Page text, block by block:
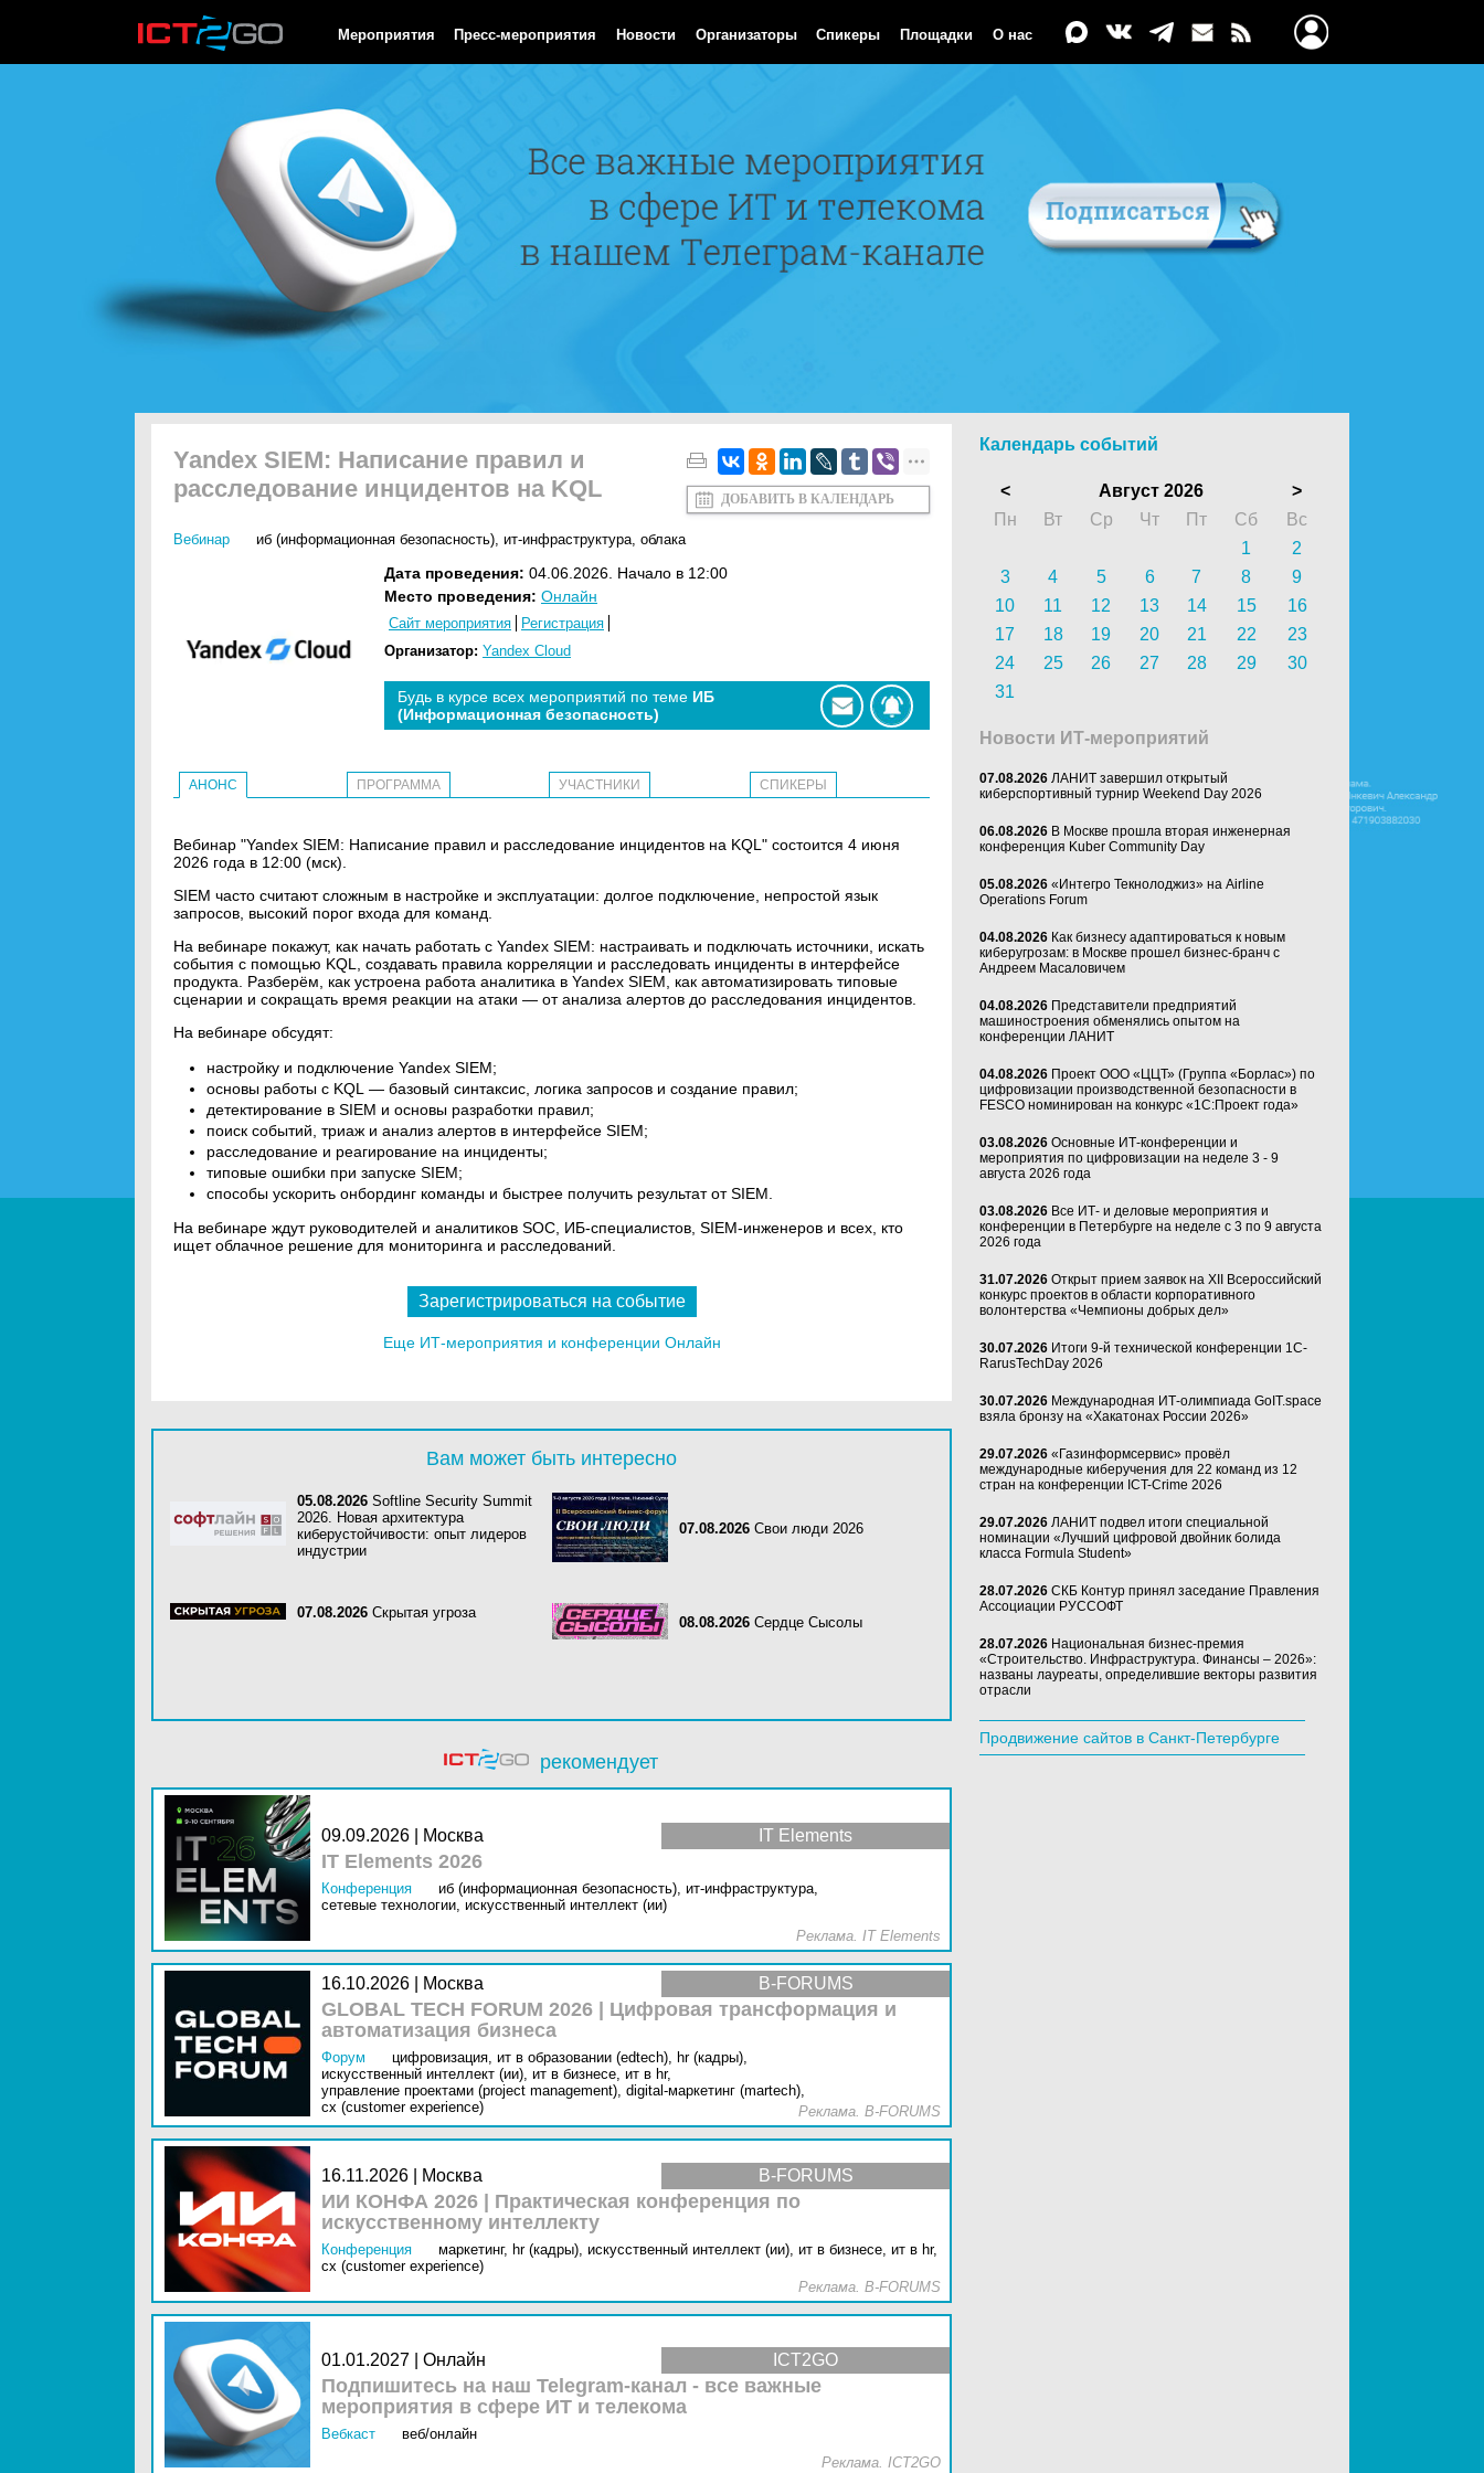
Мероприятия Пресс-мероприятия Новости Организаторы Спикеры Площадки О нас
Yandex SIEM: Написание правил и
расследование инцидентов на KQL
ДОБАВИТЬ В КАЛЕНДАРЬ
Вебинар иб (информационная безопасность), ит-инфраструктура, облака
Дата проведения: 04.06.2026. Начало в 12:00
Место проведения: Онлайн
Сайт мероприятия
Регистрация
Организатор: Yandex Cloud
Будь в курсе всех мероприятий по теме ИБ
(Информационная безопасность)
АНОНС ПРОГРАММА УЧАСТНИКИ СПИКЕРЫ
Вебинар "Yandex SIEM: Написание правил и расследование инцидентов на KQL" состоится 4 июня
2026 года в 12:00 (мск).
SIEM часто считают сложным в настройке и эксплуатации: долгое подключение, непростой язык
запросов, высокий порог входа для команд.
На вебинаре покажут, как начать работать с Yandex SIEM: настраивать и подключать источники, искать
события с помощью KQL, создавать правила корреляции и расследовать инциденты в интерфейсе
продукта. Разберём, как устроена работа аналитика в Yandex SIEM, как автоматизировать типовые
сценарии и сокращать время реакции на атаки — от анализа алертов до расследования инцидентов.
На вебинаре обсудят:
настройку и подключение Yandex SIEM;
основы работы с KQL — базовый синтаксис, логика запросов и создание правил;
детектирование в SIEM и основы разработки правил;
поиск событий, триаж и анализ алертов в интерфейсе SIEM;
расследование и реагирование на инциденты;
типовые ошибки при запуске SIEM;
способы ускорить онбординг команды и быстрее получить результат от SIEM.
На вебинаре ждут руководителей и аналитиков SOC, ИБ-специалистов, SIEM-инженеров и всех, кто
ищет облачное решение для мониторинга и расследований.
Зарегистрироваться на событие
Еще ИТ-мероприятия и конференции Онлайн
Вам может быть интересно
05.08.2026 Softline Security Summit
2026. Новая архитектура
киберустойчивости: опыт лидеров
индустрии
07.08.2026 Свои люди 2026
07.08.2026 Скрытая угроза
08.08.2026 Сердце Сысолы
рекомендует
IT Elements
09.09.2026 | Москва
IT Elements 2026
Конференция иб (информационная безопасность), ит-инфраструктура,
сетевые технологии, искусственный интеллект (ии)
Реклама. IT Elements
B-FORUMS
16.10.2026 | Москва
GLOBAL TECH FORUM 2026 | Цифровая трансформация и
автоматизация бизнеса
Форум цифровизация, ит в образовании (edtech), hr (кадры),
искусственный интеллект (ии), ит в бизнесе, ит в hr,
управление проектами (project management), digital-маркетинг (martech),
cx (customer experience)
Реклама. B-FORUMS
B-FORUMS
16.11.2026 | Москва
ИИ КОНФА 2026 | Практическая конференция по
искусственному интеллекту
Конференция маркетинг, hr (кадры), искусственный интеллект (ии), ит в бизнесе, ит в hr,
cx (customer experience)
Реклама. B-FORUMS
ICT2GO
01.01.2027 | Онлайн
Подпишитесь на наш Telegram-канал - все важные
мероприятия в сфере ИТ и телекома
Вебкаст
веб/онлайн
Реклама. ICT2GO
Календарь событий
< Август 2026
>
Пн
Вт Ср Чт Пт Сб
Вс
1
2
3
4 5 6 7 8
9
10
11 12 13 14 15
16
17
18 19 20 21 22
23
24
25 26 27 28 29
30
31
Новости ИТ-мероприятий
07.08.2026 ЛАНИТ завершил открытый
киберспортивный турнир Weekend Day 2026
06.08.2026 В Москве прошла вторая инженерная
конференция Kuber Community Day
05.08.2026 «Интегро Текнолоджиз» на Airline
Operations Forum
04.08.2026 Как бизнесу адаптироваться к новым
киберугрозам: в Москве прошел бизнес-бранч с
Андреем Масаловичем
04.08.2026 Представители предприятий
машиностроения обменялись опытом на
конференции ЛАНИТ
04.08.2026 Проект ООО «ЦЦТ» (Группа «Борлас») по
цифровизации производственной безопасности в
FESCO номинирован на конкурс «1С:Проект года»
03.08.2026 Основные ИТ-конференции и
мероприятия по цифровизации на неделе 3 - 9
августа 2026 года
03.08.2026 Все ИТ- и деловые мероприятия и
конференции в Петербурге на неделе с 3 по 9 августа
2026 года
31.07.2026 Открыт прием заявок на XII Всероссийский
конкурс проектов в области корпоративного
волонтерства «Чемпионы добрых дел»
30.07.2026 Итоги 9-й технической конференции 1C-
RarusTechDay 2026
30.07.2026 Международная ИТ-олимпиада GoIT.space
взяла бронзу на «Хакатонах России 2026»
29.07.2026 «Газинформсервис» провёл
международные киберучения для 22 команд из 12
стран на конференции ICT-Crime 2026
29.07.2026 ЛАНИТ подвел итоги специальной
номинации «Лучший цифровой двойник болида
класса Formula Student»
28.07.2026 СКБ Контур принял заседание Правления
Ассоциации РУССОФТ
28.07.2026 Национальная бизнес-премия
«Строительство. Инфраструктура. Финансы – 2026»:
названы лауреаты, определившие векторы развития
отрасли
Продвижение сайтов в Санкт-Петербурге